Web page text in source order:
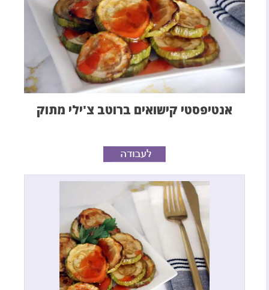
אנטיפסטי קישואים ברוטב צ'ילי מתוק